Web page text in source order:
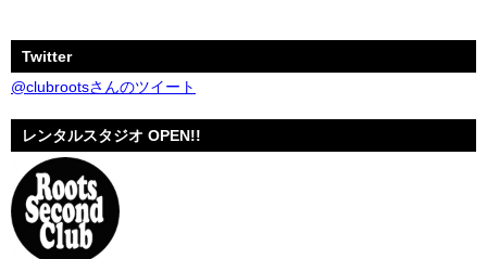
Twitter
@clubrootsさんのツイート
レンタルスタジオ OPEN!!